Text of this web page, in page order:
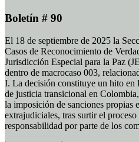
Boletín # 90
El 18 de septiembre de 2025 la
Casos de Reconocimiento de
Jurisdicción Especial para la Paz
dentro de macrocaso 003,
I. La decisión constituye un hito en
de justicia transicional en
la imposición de sanciones propias
extrajudiciales, tras surtir el
responsabilidad por parte de los